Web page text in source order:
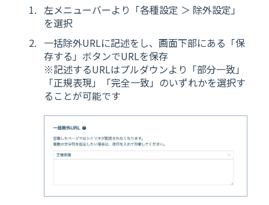
左メニューバーより「各種設定 ＞ 除外設定」
を選択
一括除外URLに記述をし、画面下部にある「保
存する」ボタンでURLを保存
※記述するURLはプルダウンより「部分一致」
「正規表現」「完全一致」のいずれかを選択す
ることが可能です